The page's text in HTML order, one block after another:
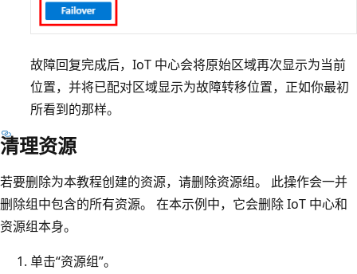
故障回复完成后，IoT 中心会将原始区域再次显示为当前
位置，并将已配对区域显示为故障转移位置，正如你最初
所看到的那样。
清理资源
若要删除为本教程创建的资源，请删除资源组。 此操作会一并
删除组中包含的所有资源。 在本示例中，它会删除 IoT 中心和
资源组本身。
单击“资源组”。